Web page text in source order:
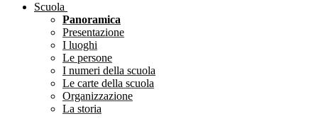
Scuola
Panoramica
Presentazione
I luoghi
Le persone
I numeri della scuola
Le carte della scuola
Organizzazione
La storia